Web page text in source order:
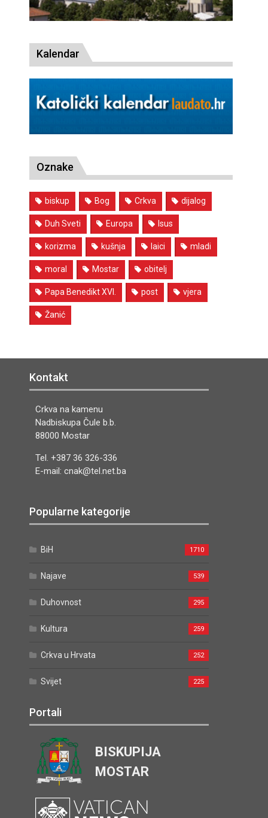
Kalendar
Oznake
biskup Bog Crkva dijalog
Duh Sveti Europa Isus
korizma kušnja laici mladi
moral Mostar obitelj
Papa Benedikt XVI. post vjera
Žanić
Kontakt
Crkva na kamenu
Nadbiskupa Čule b.b.
88000 Mostar
Tel. +387 36 326-336
E-mail: cnak@tel.net.ba
Popularne kategorije
BiH 1710
Najave 539
Duhovnost 295
Kultura 259
Crkva u Hrvata 252
Svijet 225
Portali
BISKUPIJA
MOSTAR